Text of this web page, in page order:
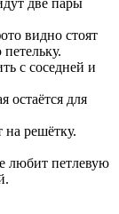
видно стоят
с соседней и
остаётся для
на решётку.
любит петлевую